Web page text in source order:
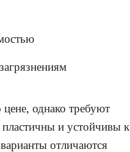
однако требуют
и устойчивы к
отличаются